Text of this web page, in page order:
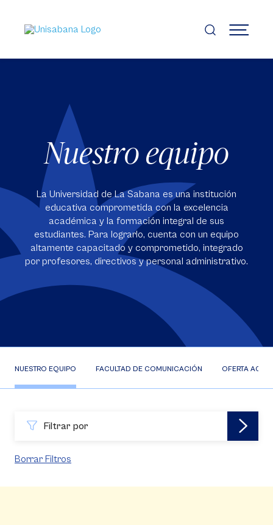
contenido
principal
MENÚ
Nuestro equipo
La Universidad de La Sabana es una institución
educativa comprometida con la excelencia
académica y la formación integral de sus
estudiantes. Para lograrlo, cuenta con un equipo
altamente capacitado y comprometido, integrado
por profesores, directivos y personal administrativo.
NUESTRO EQUIPO FACULTAD DE COMUNICACIÓN OFERTA
Filtrar por
Borrar Filtros